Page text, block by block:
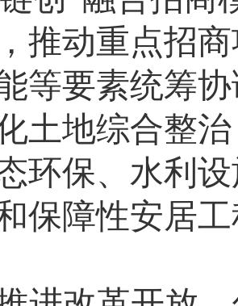
推动重点招
等要素统筹
土地综合整
环保、水利
保障性安居